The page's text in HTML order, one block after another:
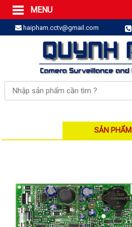
MENU
Trang Chủ
Sản phẩm
SẢN PHẨM TRỌN GÓI
LẮP BÁO TRỘM TRỌN GÓI
LẮP CAMERA TRỌN GÓI
Camera IP
Camera IP KBVISION
Camera IP HIKVISION
Camera IP Visionhitech
Đầu ghi IP | NVR
Đầu ghi IP HIKVISION
haipham.cctv@gmail.com
SẢN PHẨM